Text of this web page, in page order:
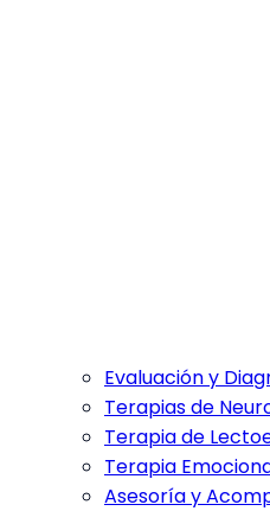
Evaluación y
Terapias de
Terapia de
Terapia
Asesoría y